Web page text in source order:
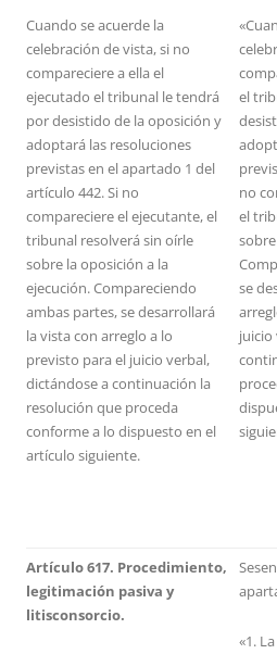
Cuando se acuerde la
celebración de vista, si no
compareciere a ella el
ejecutado el tribunal le tendrá
por desistido de la oposición y
adoptará las resoluciones
previstas en el apartado 1 del
artículo 442. Si no
compareciere el ejecutante, el
tribunal resolverá sin oírle
sobre la oposición a la
ejecución. Compareciendo
ambas partes, se desarrollará
la vista con arreglo a lo
previsto para el juicio verbal,
dictándose a continuación la
resolución que proceda
conforme a lo dispuesto en el
artículo siguiente.
el
no
el
se
juicio
Artículo 617. Procedimiento,
legitimación pasiva y
litisconsorcio.
«1.